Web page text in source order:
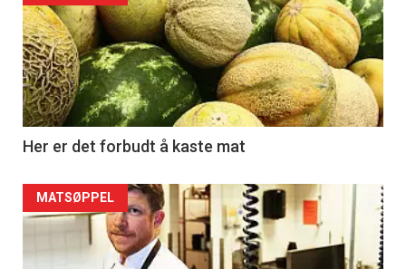
Her er det forbudt å kaste mat
MATSØPPEL